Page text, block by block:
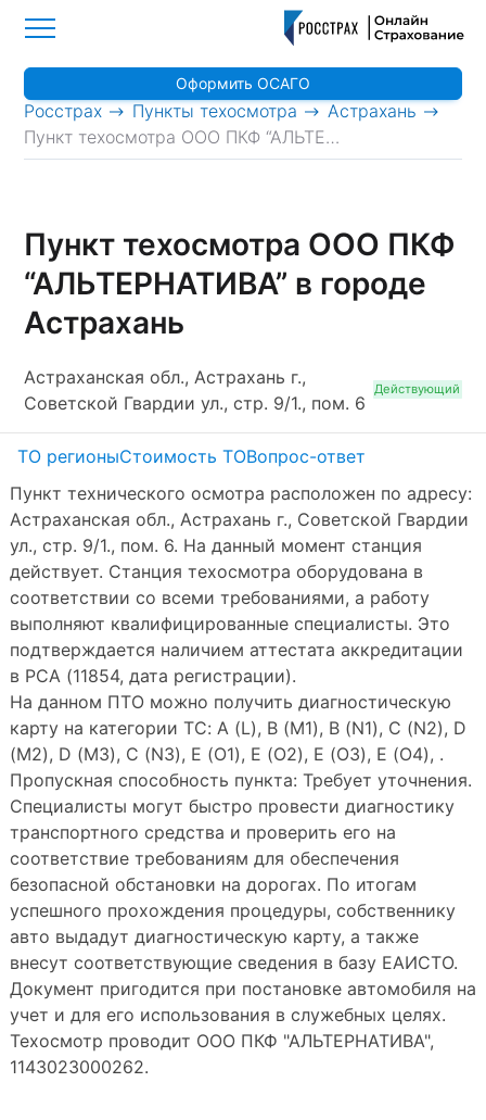
Росстрах > Пункты техосмотра > Астрахань
>
Пункт техосмотра ООО ПКФ “АЛЬТЕРНАТИВА”
Оформить ОСАГО
Пункт техосмотра ООО ПКФ
“АЛЬТЕРНАТИВА” в городе
Астрахань
Астраханская обл., Астрахань г.,
Советской Гвардии ул., стр. 9/1., пом. 6
Действующий
ТО регионыСтоимость ТОВопрос-ответ
Пункт технического осмотра расположен по адресу:
Астраханская обл., Астрахань г., Советской Гвардии
ул., стр. 9/1., пом. 6. На данный момент станция
действует. Станция техосмотра оборудована в
соответствии со всеми требованиями, а работу
выполняют квалифицированные специалисты. Это
подтверждается наличием аттестата аккредитации
в РСА (11854, дата регистрации).
На данном ПТО можно получить диагностическую
карту на категории ТС: A (L), B (M1), B (N1), C (N2), D
(M2), D (M3), C (N3), E (O1), E (O2), E (O3), E (O4), .
Пропускная способность пункта: Требует уточнения.
Специалисты могут быстро провести диагностику
транспортного средства и проверить его на
соответствие требованиям для обеспечения
безопасной обстановки на дорогах. По итогам
успешного прохождения процедуры, собственнику
авто выдадут диагностическую карту, а также
внесут соответствующие сведения в базу ЕАИСТО.
Документ пригодится при постановке автомобиля на
учет и для его использования в служебных целях.
Техосмотр проводит ООО ПКФ "АЛЬТЕРНАТИВА",
1143023000262.